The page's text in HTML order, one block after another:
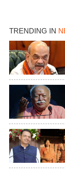
TRENDING IN